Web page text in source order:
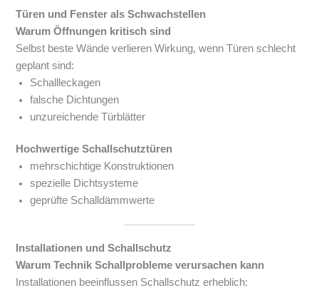
Türen und Fenster als Schwachstellen
Warum Öffnungen kritisch sind
Selbst beste Wände verlieren Wirkung, wenn Türen schlecht
geplant sind:
Schallleckagen
falsche Dichtungen
unzureichende Türblätter
Hochwertige Schallschutztüren
mehrschichtige Konstruktionen
spezielle Dichtsysteme
geprüfte Schalldämmwerte
Installationen und Schallschutz
Warum Technik Schallprobleme verursachen kann
Installationen beeinflussen Schallschutz erheblich: